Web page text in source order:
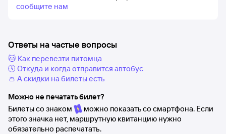
сообщите нам
Ответы на частые вопросы
🐱 Как перевезти питомца
🕔 Откуда и когда отправится автобус
👛 А скидки на билеты есть
Можно не печатать билет?
Билеты со знаком
можно показать со смартфона. Если
этого значка нет, маршрутную квитанцию нужно
обязательно распечатать.